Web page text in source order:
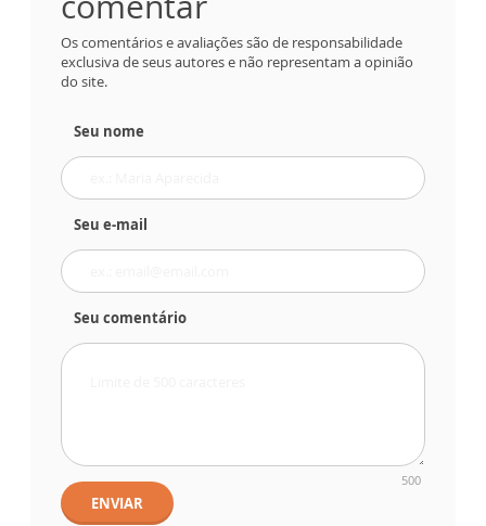
Os comentários e avaliações são de responsabilidade
exclusiva de seus autores e não representam a opinião
do site.
Seu nome
Seu e-mail
Seu comentário
500
ENVIAR